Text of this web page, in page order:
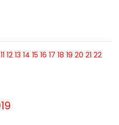
11 12 13 14 15 16 17 18 19 20 21 22